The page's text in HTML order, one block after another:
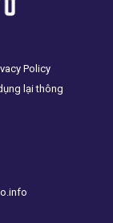
Policy
lại thông